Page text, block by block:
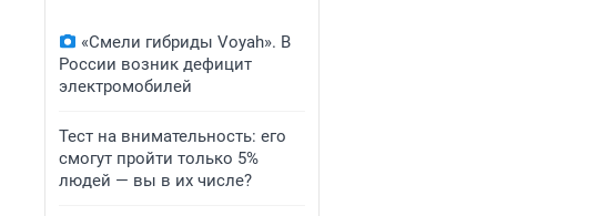
«Смели гибриды Voyah». В
России возник дефицит
электромобилей
Тест на внимательность: его
смогут пройти только 5%
людей — вы в их числе?